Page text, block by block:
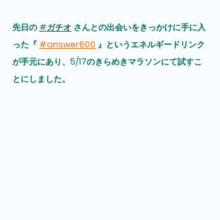
先日の #ガチオ さんとの出会いをきっかけに手に入
った『 #answer600 』というエネルギードリンク
が手元にあり、5/17のきらめきマラソンにて試すこ
とにしました。